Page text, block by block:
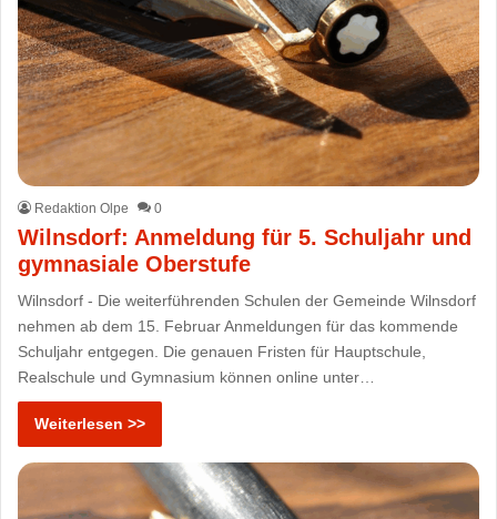
Redaktion Olpe 0
Wilnsdorf: Anmeldung für 5. Schuljahr und
gymnasiale Oberstufe
Wilnsdorf - Die weiterführenden Schulen der Gemeinde Wilnsdorf
nehmen ab dem 15. Februar Anmeldungen für das kommende
Schuljahr entgegen. Die genauen Fristen für Hauptschule,
Realschule und Gymnasium können online unter…
Weiterlesen >>